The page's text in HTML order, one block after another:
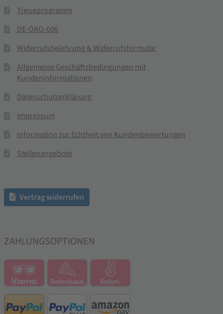
Treueprogramm
DE-ÖKO-006
Widerrufsbelehrung & Widerrufsformular
Allgemeine Geschäftsbedingungen mit
Kundeninformationen
Datenschutzerklärung
Impressum
Information zur Echtheit von Kundenbewertungen
Stellenangebote
Vertrag widerrufen
ZAHLUNGSOPTIONEN